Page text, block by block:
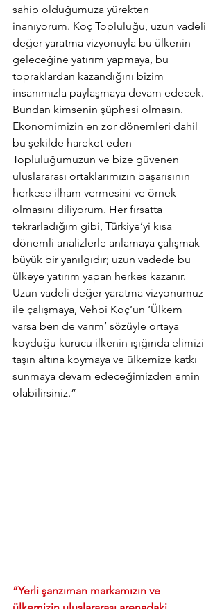
sahip olduğumuza yürekten
inanıyorum. Koç Topluluğu, uzun vadeli
değer yaratma vizyonuyla bu ülkenin
geleceğine yatırım yapmaya, bu
topraklardan kazandığını bizim
insanımızla paylaşmaya devam edecek.
Bundan kimsenin şüphesi olmasın.
Ekonomimizin en zor dönemleri dahil
bu şekilde hareket eden
Topluluğumuzun ve bize güvenen
uluslararası ortaklarımızın başarısının
herkese ilham vermesini ve örnek
olmasını diliyorum. Her fırsatta
tekrarladığım gibi, Türkiye’yi kısa
dönemli analizlerle anlamaya çalışmak
büyük bir yanılgıdır; uzun vadede bu
ülkeye yatırım yapan herkes kazanır.
Uzun vadeli değer yaratma vizyonumuz
ile çalışmaya, Vehbi Koç’un ‘Ülkem
varsa ben de varım’ sözüyle ortaya
koyduğu kurucu ilkenin ışığında elimizi
taşın altına koymaya ve ülkemize katkı
sunmaya devam edeceğimizden emin
olabilirsiniz.”
“Yerli şanzıman markamızın ve